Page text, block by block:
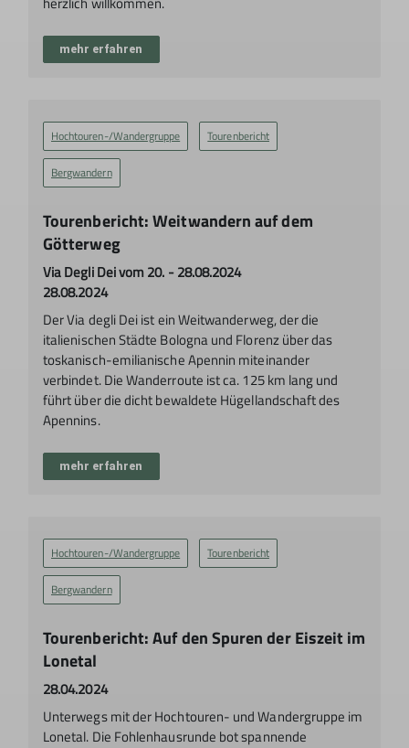
mehr erfahren
Hochtouren-/Wandergruppe Tourenbericht
Bergwandern
Tourenbericht: Weitwandern auf dem
Götterweg
Via Degli Dei vom 20. - 28.08.2024
28.08.2024
Der Via degli Dei ist ein Weitwanderweg, der die
italienischen Städte Bologna und Florenz über das
toskanisch-emilianische Apennin miteinander
verbindet. Die Wanderroute ist ca. 125 km lang und
führt über die dicht bewaldete Hügellandschaft des
Apennins.
mehr erfahren
Hochtouren-/Wandergruppe Tourenbericht
Bergwandern
Tourenbericht: Auf den Spuren der Eiszeit im
Lonetal
28.04.2024
Unterwegs mit der Hochtouren- und Wandergruppe im
Lonetal. Die Fohlenhausrunde bot spannende